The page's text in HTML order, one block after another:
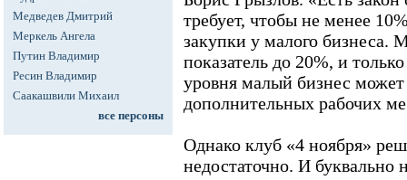
Медведев Дмитрий
Меркель Ангела
Путин Владимир
Ресин Владимир
Саакашвили Михаил
все персоны
требует, чтобы не менее
закупки у малого бизнеса.
показатель до 20%, и
уровня малый бизнес
дополнительных рабочих
Однако клуб «4 ноября»
недостаточно. И